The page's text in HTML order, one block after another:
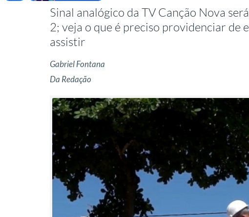
Sinal analógico da TV Canção Nova
2; veja o que é preciso providenciar de
assistir
Gabriel Fontana
Da Redação